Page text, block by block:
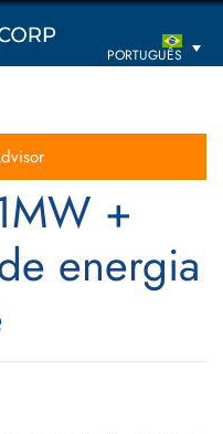
PORTUGUÊS
+
energia